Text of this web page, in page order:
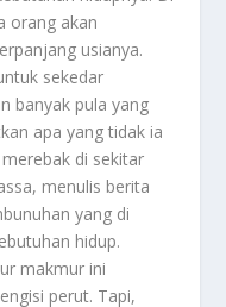
orang akan
usianya.
sekedar
banyak pula yang
apa yang tidak ia
di sekitar
menulis berita
yang di
hidup.
makmur ini
perut. Tapi,